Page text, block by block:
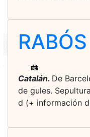
RABÓS
Catalán. De
de gules.
d (+ información